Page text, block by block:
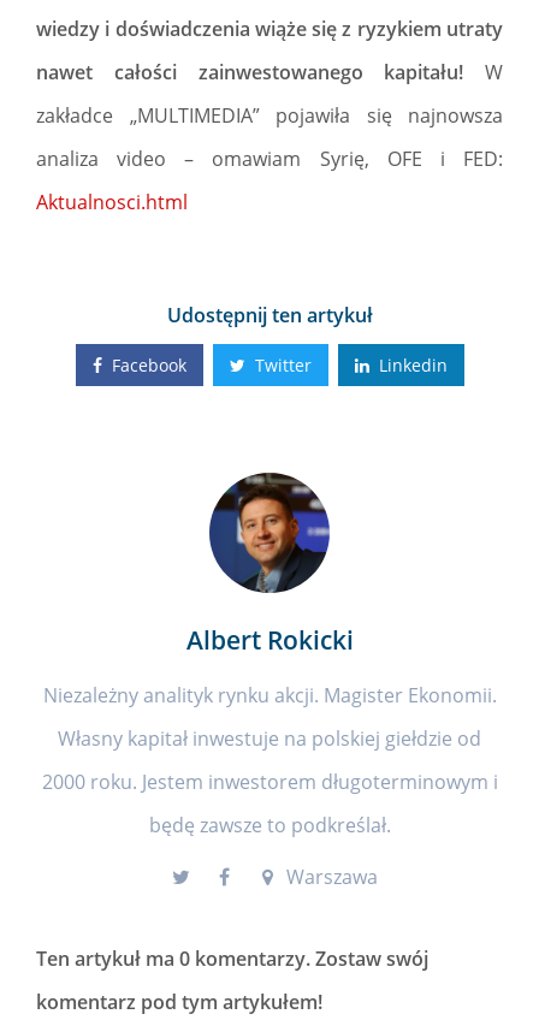
wiedzy i doświadczenia wiąże się z ryzykiem utraty
nawet całości zainwestowanego kapitału! W
zakładce „MULTIMEDIA” pojawiła się najnowsza
analiza video – omawiam Syrię, OFE i FED:
Aktualnosci.html
Udostępnij ten artykuł
Facebook Twitter Linkedin
Albert Rokicki
Niezależny analityk rynku akcji. Magister Ekonomii.
Własny kapitał inwestuje na polskiej giełdzie od
2000 roku. Jestem inwestorem długoterminowym i
będę zawsze to podkreślał.
Warszawa
Ten artykuł ma 0 komentarzy. Zostaw swój
komentarz pod tym artykułem!